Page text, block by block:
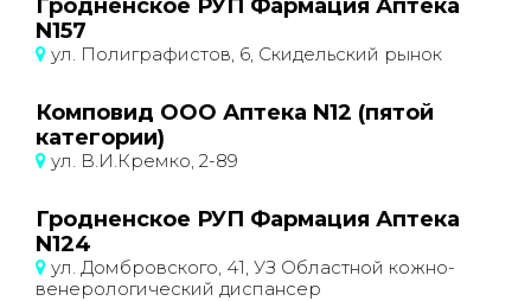
Гродненское РУП Фармация Аптека
N157
ул. Полиграфистов, 6, Скидельский рынок
Комповид ООО Аптека N12 (пятой
категории)
ул. В.И.Кремко, 2-89
Гродненское РУП Фармация Аптека
N124
ул. Домбровского, 41, УЗ Областной кожно-
венерологический диспансер